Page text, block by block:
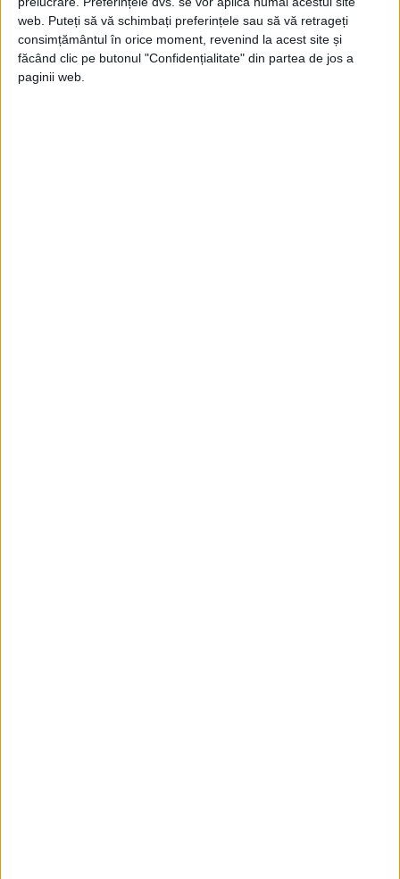
web. Puteți să vă schimbați preferințele sau să vă retrageți
consimțământul în orice moment, revenind la acest site și
făcând clic pe butonul "Confidențialitate" din partea de jos a
paginii web.